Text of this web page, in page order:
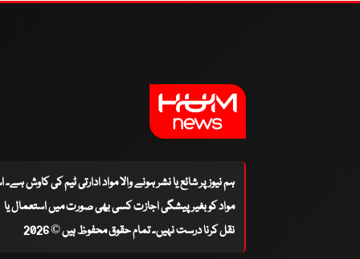
ہم نیوز پر شائع یا نشر ہونے والا مواد ادارتی ٹیم کی کاوش
مواد کو بغیر پیشگی اجازت کسی بھی صورت میں استعمال یا
نقل کرنا درست نہیں۔ تمام حقوق محفوظ ہیں © 2026